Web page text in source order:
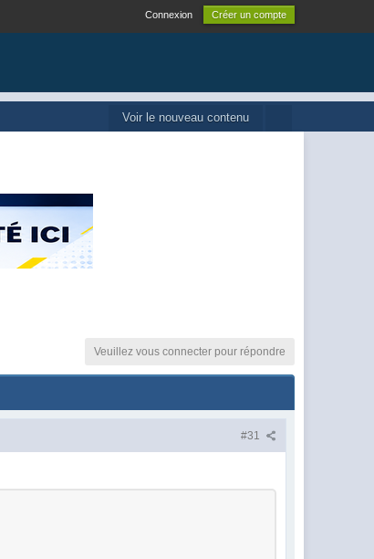
Connexion Créer un compte
Voir le nouveau contenu
Veuillez vous connecter pour répondre
#31